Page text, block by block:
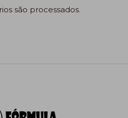
são processados.